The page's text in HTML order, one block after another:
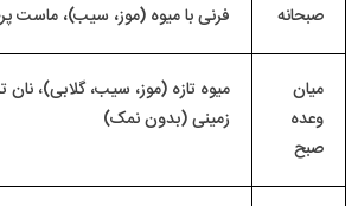
صبحانه فرنی با میوه (موز، سیب)، ماست
میان
وعده
صبح
میوه تازه (موز، سیب، گلابی)، نان
زمینی (بدون نمک)